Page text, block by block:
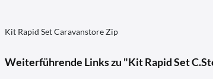
Kit Rapid Set Caravanstore Zip
Weiterführende Links zu "Kit Rapid Set